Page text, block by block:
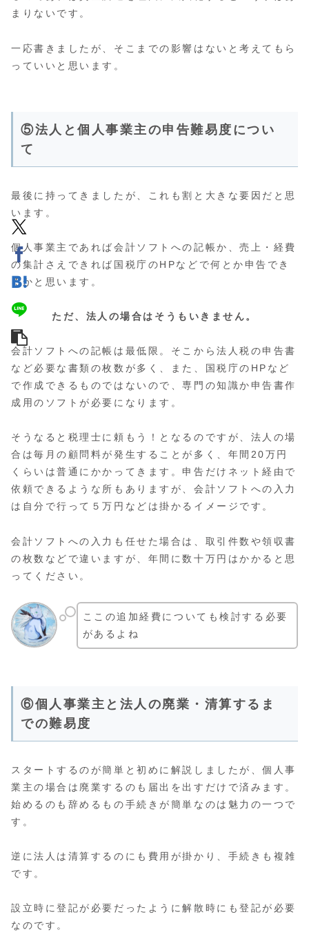
まりないです。
一応書きましたが、そこまでの影響はないと考えてもら
っていいと思います。
⑤法人と個人事業主の申告難易度につい
て
最後に持ってきましたが、これも割と大きな要因だと思
います。
個人事業主であれば会計ソフトへの記帳か、売上・経費
の集計さえできれば国税庁のHPなどで何とか申告でき
るかと思います。
ただ、法人の場合はそうもいきません。
会計ソフトへの記帳は最低限。そこから法人税の申告書
など必要な書類の枚数が多く、また、国税庁のHPなど
で作成できるものではないので、専門の知識か申告書作
成用のソフトが必要になります。
そうなると税理士に頼もう！となるのですが、法人の場
合は毎月の顧問料が発生することが多く、年間20万円
くらいは普通にかかってきます。申告だけネット経由で
依頼できるような所もありますが、会計ソフトへの入力
は自分で行って５万円などは掛かるイメージです。
会計ソフトへの入力も任せた場合は、取引件数や領収書
の枚数などで違いますが、年間に数十万円はかかると思
ってください。
ここの追加経費についても検討する必要
があるよね
⑥個人事業主と法人の廃業・清算するま
での難易度
スタートするのが簡単と初めに解説しましたが、個人事
業主の場合は廃業するのも届出を出すだけで済みます。
始めるのも辞めるもの手続きが簡単なのは魅力の一つで
す。
逆に法人は清算するのにも費用が掛かり、手続きも複雑
です。
設立時に登記が必要だったように解散時にも登記が必要
なのです。